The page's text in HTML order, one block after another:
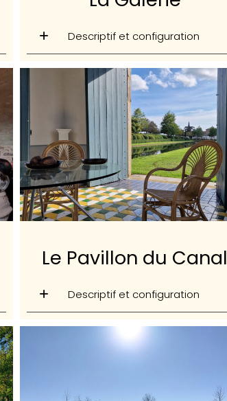
Descriptif et configuration
Le Pavillon du Canal
Descriptif et configuration